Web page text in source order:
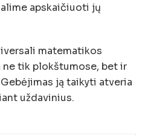
apskaičiuoti jų
matematikos
tik plokštumose, bet ir
ją taikyti atveria
uždavinius.